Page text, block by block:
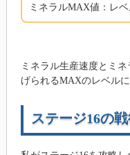
ミネラルMAX値：レベ
ミネラル生産速度とミ
げられるMAXのレベル
ステージ16の